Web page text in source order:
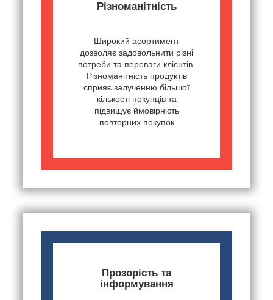
Різноманітність
Широкий асортимент
дозволяє задовольнити різні
потреби та переваги клієнтів.
Різноманітність продуктів
сприяє залученню більшої
кількості покупців та
підвищує ймовірність
повторних покупок
Прозорість та
інформування